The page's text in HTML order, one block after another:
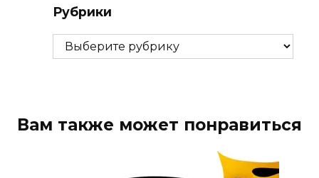
Рубрики
Рубрики
Вам также может понравиться